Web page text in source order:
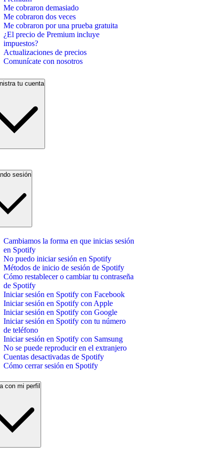
Me cobraron demasiado
Me cobraron dos veces
Me cobraron por una prueba gratuita
¿El precio de Premium incluye
impuestos?
Actualizaciones de precios
Comunícate con nosotros
tu cuenta
sesión
Cambiamos la forma en que inicias sesión
en Spotify
No puedo iniciar sesión en Spotify
Métodos de inicio de sesión de Spotify
Cómo restablecer o cambiar tu contraseña
de Spotify
Iniciar sesión en Spotify con Facebook
Iniciar sesión en Spotify con Apple
Iniciar sesión en Spotify con Google
Iniciar sesión en Spotify con tu número
de teléfono
Iniciar sesión en Spotify con Samsung
No se puede reproducir en el extranjero
Cuentas desactivadas de Spotify
Cómo cerrar sesión en Spotify
con mi perfil